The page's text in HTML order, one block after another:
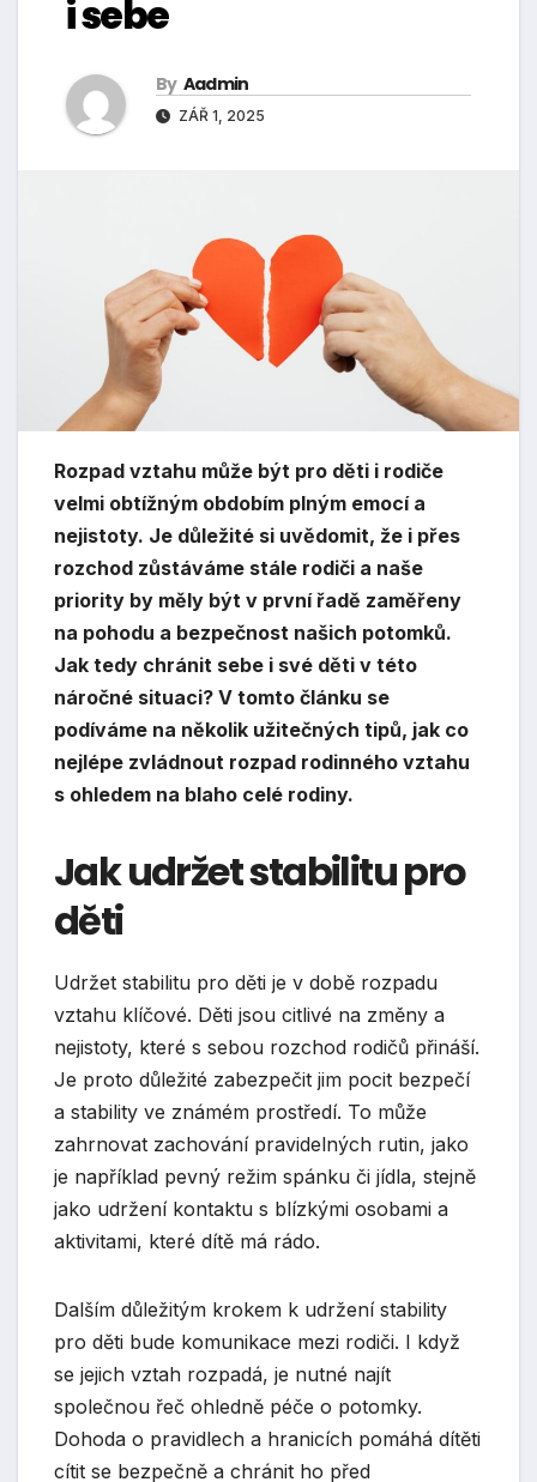
i sebe
By Aadmin
ZÁŘ 1, 2025
Rozpad vztahu může být pro děti i rodiče
velmi obtížným obdobím plným emocí a
nejistoty. Je důležité si uvědomit, že i přes
rozchod zůstáváme stále rodiči a naše
priority by měly být v první řadě zaměřeny
na pohodu a bezpečnost našich potomků.
Jak tedy chránit sebe i své děti v této
náročné situaci? V tomto článku se
podíváme na několik užitečných tipů, jak co
nejlépe zvládnout rozpad rodinného vztahu
s ohledem na blaho celé rodiny.
Jak udržet stabilitu pro
děti
Udržet stabilitu pro děti je v době rozpadu
vztahu klíčové. Děti jsou citlivé na změny a
nejistoty, které s sebou rozchod rodičů přináší.
Je proto důležité zabezpečit jim pocit bezpečí
a stability ve známém prostředí. To může
zahrnovat zachování pravidelných rutin, jako
je například pevný režim spánku či jídla, stejně
jako udržení kontaktu s blízkými osobami a
aktivitami, které dítě má rádo.
Dalším důležitým krokem k udržení stability
pro děti bude komunikace mezi rodiči. I když
se jejich vztah rozpadá, je nutné najít
společnou řeč ohledně péče o potomky.
Dohoda o pravidlech a hranicích pomáhá dítěti
cítit se bezpečně a chránit ho před